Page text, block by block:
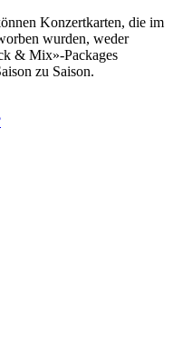
Konzertkarten, die im
wurden, weder
& Mix»-Packages
zu Saison.